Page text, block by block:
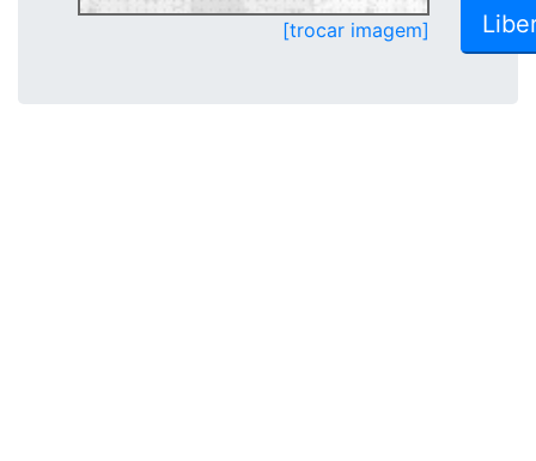
[trocar imagem]